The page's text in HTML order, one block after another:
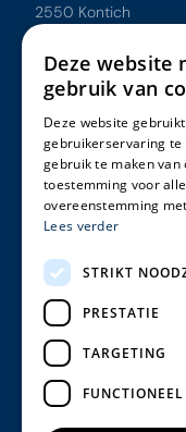
2550 Kontich
Overzicht
Ons werk
Onze diensten
Over ons
Insights
Klantenzone
Follow us
Linkedin
Deze website
gebruik van
Deze website
gebruikerservaring
gebruik te maken
toestemming voor
overeenstemming
Lees verder
STRIKT
PRESTATIE
TARGETING
FUNCTIONEEL